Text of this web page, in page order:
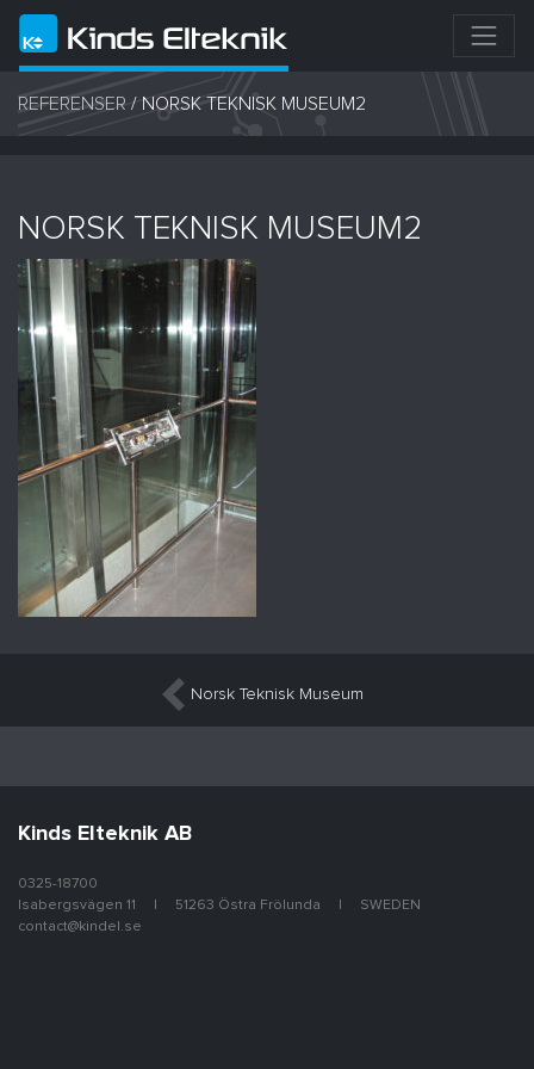
REFERENSER / NORSK TEKNISK MUSEUM2
NORSK TEKNISK MUSEUM2
InläggsnavigeringNorsk Teknisk Museum
Kinds Elteknik AB
0325-18700
Isabergsvägen 11
51263 Östra Frölunda
SWEDEN
contact@kindel.se